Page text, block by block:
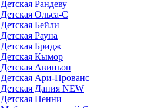
Детская Рандеву
Детская Ольса-С
Детская Бейли
Детская Рауна
Детская Бридж
Детская Кымор
Детская Авиньон
Детская Ари-Прованс
Детская Дания NEW
Детская Пенни